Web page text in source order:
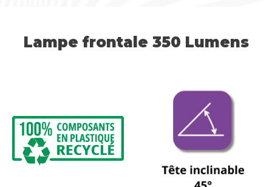
Lampe frontale 350 Lumens